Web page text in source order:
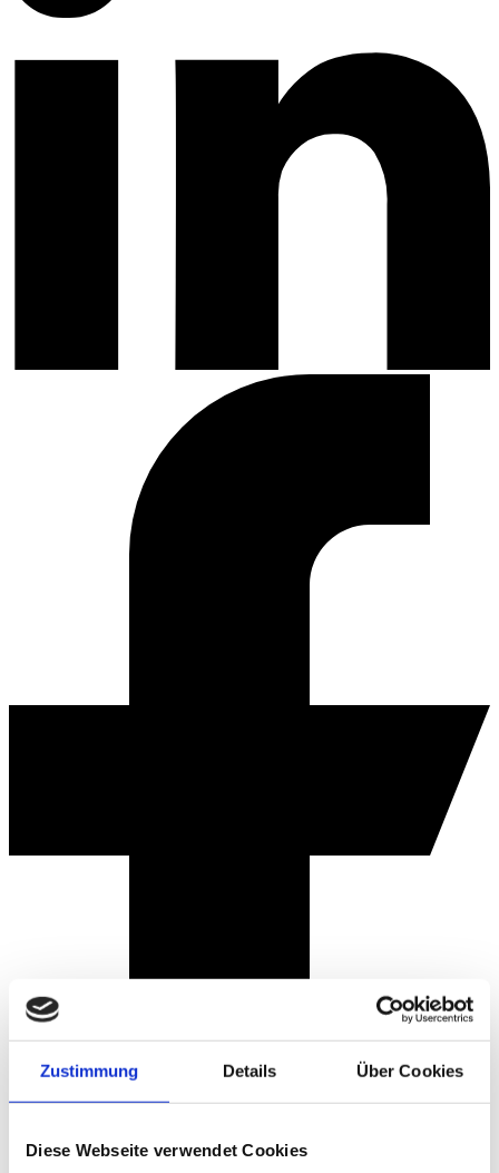
Zustimmung Details Über Cookies
Diese Webseite verwendet Cookies